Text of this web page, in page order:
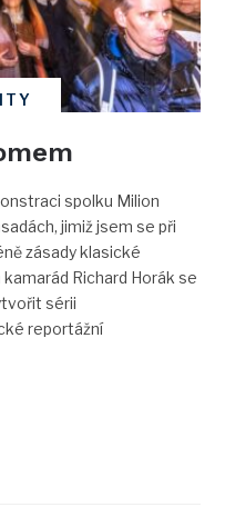
spolku Milion
jimiž jsem se při
zásady klasické
Richard Horák se
sérii
reportážní